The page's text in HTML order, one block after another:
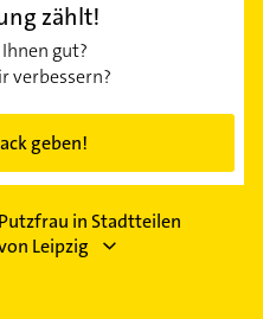
zählt!
gut?
verbessern?
geben!
Putzfrau in Stadtteilen
Leipzig